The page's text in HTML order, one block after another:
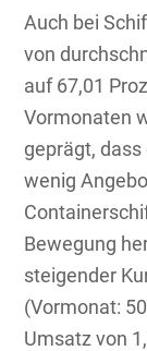
Auch bei
von
auf 67,01
Vormonaten
geprägt,
wenig
Bewegung
steigender
(Vormonat:
Umsatz von